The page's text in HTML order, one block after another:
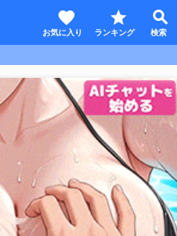
search
star
favorite